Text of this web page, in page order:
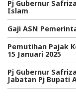
Pj Gubernur
Islam
Gaji ASN
Pemutihan Pajak
15 Januari 2025
Pj Gubernur
Jabatan Pj Bupati